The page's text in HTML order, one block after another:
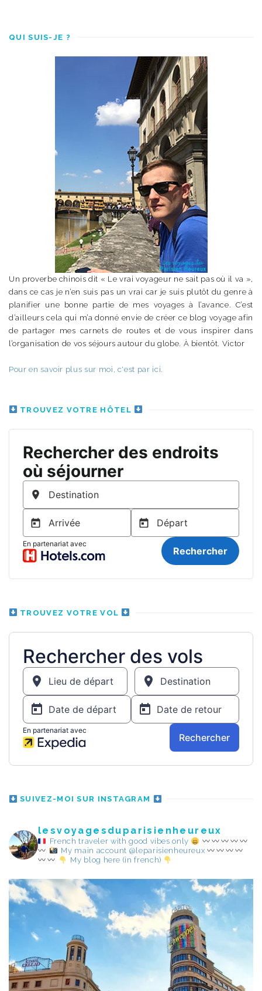
QUI SUIS-JE ?
Un proverbe chinois dit « Le vrai voyageur ne sait pas où il va »,
dans ce cas je n’en suis pas un vrai car je suis plutôt du genre à
planifier une bonne partie de mes voyages à l’avance. C’est
d’ailleurs cela qui m’a donné envie de créer ce blog voyage afin
de partager mes carnets de routes et de vous inspirer dans
l’organisation de vos séjours autour du globe. À bientôt. Victor
Pour en savoir plus sur moi, c'est par ici.
TROUVEZ VOTRE HÔTEL
TROUVEZ VOTRE VOL
SUIVEZ-MOI SUR INSTAGRAM
lesvoyagesduparisienheureux
French traveler with good vibes only
My main account @leparisienheureux
My blog here (in french)